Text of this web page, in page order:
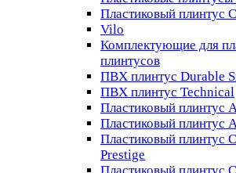
Пластиковый плинтус
Vilo
Комплектующие для
плинтусов
ПВХ плинтус Durable
ПВХ плинтус Technical
Пластиковый плинтус
Пластиковый плинтус
Пластиковый плинтус
Prestige